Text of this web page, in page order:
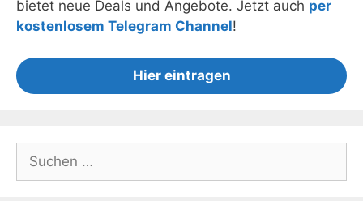
bietet neue Deals und Angebote. Jetzt auch per
kostenlosem Telegram Channel!
Hier eintragen
nach: